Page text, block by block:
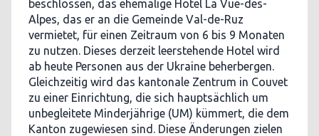
beschlossen, das ehemalige Hotel La Vue-des-
Alpes, das er an die Gemeinde Val-de-Ruz
vermietet, für einen Zeitraum von 6 bis 9 Monaten
zu nutzen. Dieses derzeit leerstehende Hotel wird
ab heute Personen aus der Ukraine beherbergen.
Gleichzeitig wird das kantonale Zentrum in Couvet
zu einer Einrichtung, die sich hauptsächlich um
unbegleitete Minderjährige (UM) kümmert, die dem
Kanton zugewiesen sind. Diese Änderungen zielen